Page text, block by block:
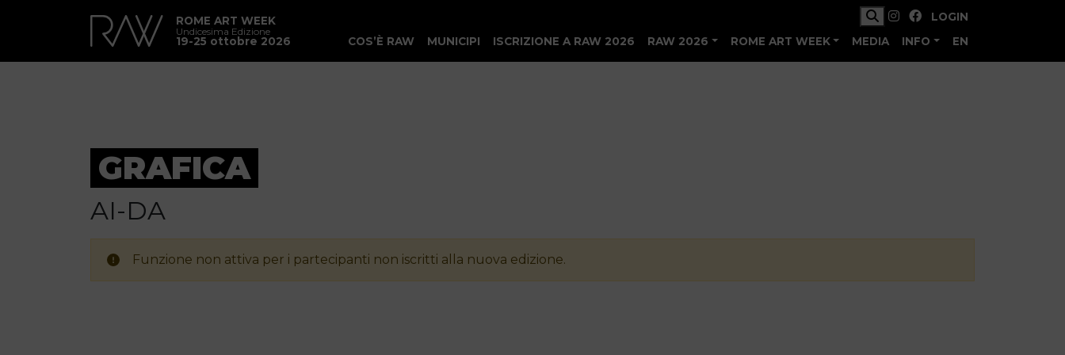
ROME ART WEEK
Undicesima Edizione
19-25 ottobre 2026
LOGIN
COS’È RAW
MUNICIPI ISCRIZIONE A RAW 2026 RAW 2026 ROME ART WEEK MEDIA INFO EN
GRAFICA
AI-DA
Funzione non attiva per i partecipanti non iscritti alla nuova edizione.